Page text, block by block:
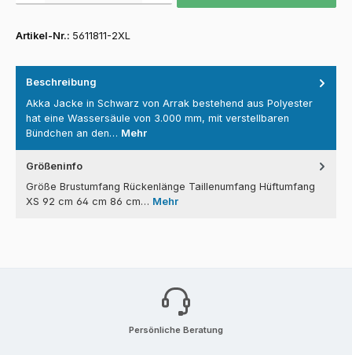
Artikel-Nr.: 5611811-2XL
Beschreibung
Akka Jacke in Schwarz von Arrak bestehend aus Polyester
hat eine Wassersäule von 3.000 mm, mit verstellbaren
Bündchen an den… Mehr
Größeninfo
Größe Brustumfang Rückenlänge Taillenumfang Hüftumfang
XS 92 cm 64 cm 86 cm… Mehr
Persönliche Beratung